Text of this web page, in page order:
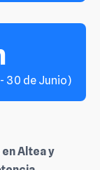
- 30 de Junio)
Altea y